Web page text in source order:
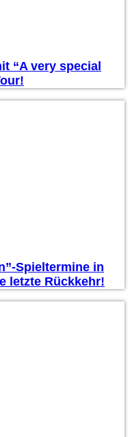
“A very special
Spieltermine in
letzte Rückkehr!